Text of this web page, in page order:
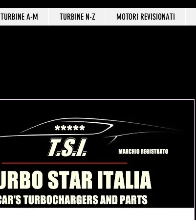
TURBINE A-M TURBINE N-Z MOTORI REVISIONATI